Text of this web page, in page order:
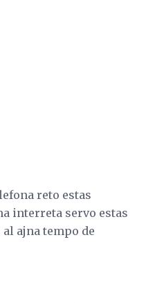
reto estas
interreta servo estas
ajna tempo de